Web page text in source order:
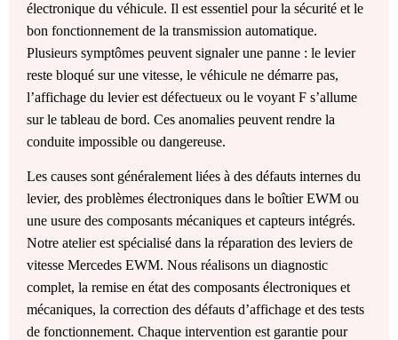
électronique du véhicule. Il est essentiel pour la sécurité et le
bon fonctionnement de la transmission automatique.
Plusieurs symptômes peuvent signaler une panne : le levier
reste bloqué sur une vitesse, le véhicule ne démarre pas,
l’affichage du levier est défectueux ou le voyant F s’allume
sur le tableau de bord. Ces anomalies peuvent rendre la
conduite impossible ou dangereuse.
Les causes sont généralement liées à des défauts internes du
levier, des problèmes électroniques dans le boîtier EWM ou
une usure des composants mécaniques et capteurs intégrés.
Notre atelier est spécialisé dans la réparation des leviers de
vitesse Mercedes EWM. Nous réalisons un diagnostic
complet, la remise en état des composants électroniques et
mécaniques, la correction des défauts d’affichage et des tests
de fonctionnement. Chaque intervention est garantie pour